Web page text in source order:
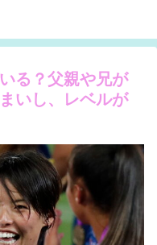
る？父親や兄が
いし、レベルが